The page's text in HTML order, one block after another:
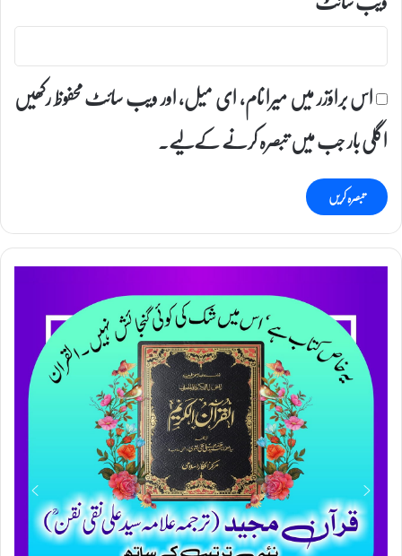
اس براؤزر میں میرا نام، ای میل، اور ویب سائٹ محفوظ رکھیں
اگلی بار جب میں تبصرہ کرنے کےلیے۔